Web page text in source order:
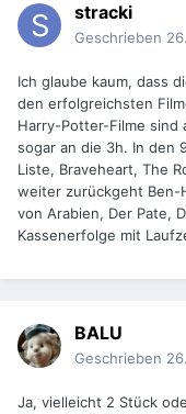
stracki
Geschrieben
Ich glaube kaum, dass
den erfolgreichsten
Harry-Potter-Filme sind
sogar an die 3h. In den
Liste, Braveheart, The
weiter zurückgeht Ben-
von Arabien, Der Pate,
Kassenerfolge mit
BALU
Geschrieben
Ja, vielleicht 2 Stück